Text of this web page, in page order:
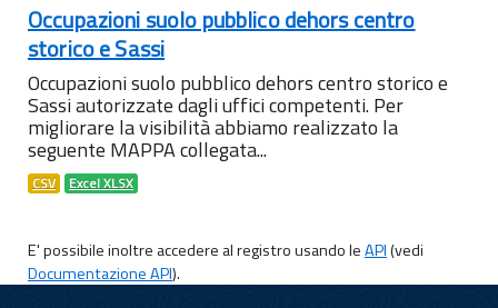
Occupazioni suolo pubblico dehors centro
storico e Sassi
Occupazioni suolo pubblico dehors centro storico e
Sassi autorizzate dagli uffici competenti. Per
migliorare la visibilità abbiamo realizzato la
seguente MAPPA collegata...
CSV Excel XLSX
E' possibile inoltre accedere al registro usando leAPI(vedi
Documentazione API).